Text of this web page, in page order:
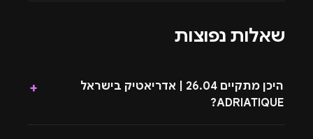
שאלות נפוצות
היכן מתקיים 26.04 | אדריאטיק בישראל
ADRIATIQUE?
+